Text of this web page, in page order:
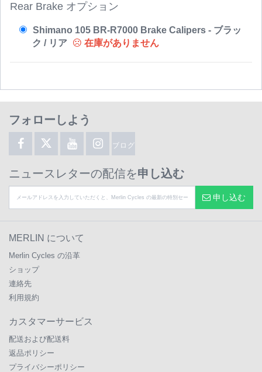
Rear Brake オプション
Shimano 105 BR-R7000 Brake Calipers - ブラッ
ク / リア
在庫がありません
フォローしよう
ブログ
ニュースレターの配信を申し込む
申し込む
MERLIN について
Merlin Cycles の沿革
ショップ
連絡先
利用規約
カスタマーサービス
配送および配送料
返品ポリシー
プライバシーポリシー